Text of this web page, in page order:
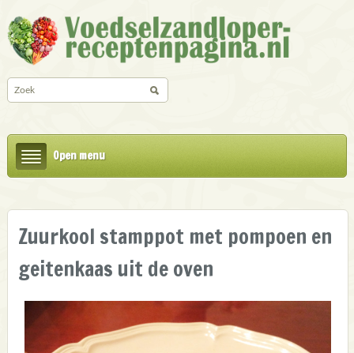
Open menu
Zuurkool stamppot met pompoen en
geitenkaas uit de oven